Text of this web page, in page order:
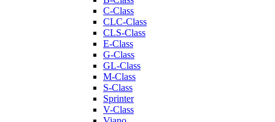
C-Class
CLC-Class
CLS-Class
E-Class
G-Class
GL-Class
M-Class
S-Class
Sprinter
V-Class